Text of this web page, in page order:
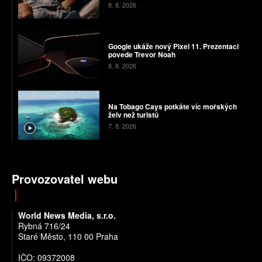
8. 8. 2026
Google ukáže nový Pixel 11. Prezentaci
povede Trevor Noah
8. 8. 2026
Na Tobago Cays potkáte víc mořských
želv než turistů
7. 8. 2026
Provozovatel webu
World News Media, s.r.o.
Rybná 716/24
Staré Město, 110 00 Praha
IČO: 09372008